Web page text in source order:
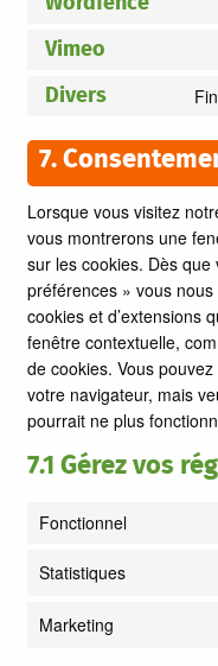
Vimeo
Divers
7.
Lorsque vous visitez
vous montrerons une
sur les cookies. Dès
préférences » vous
cookies et d’extensions
fenêtre contextuelle,
de cookies. Vous
votre navigateur, mais
pourrait ne plus
7.1 Gérez vos
Fonctionnel
Statistiques
Marketing